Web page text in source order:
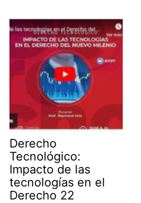
Derecho
Tecnológico:
Impacto de las
tecnologías en el
Derecho 22